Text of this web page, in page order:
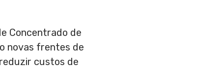
Concentrado de
novas frentes de
custos de